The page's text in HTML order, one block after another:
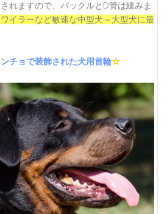
れますので、バックルとD管は緩みま
イラーなど敏速な中型犬～大型犬に最
チョで装飾された犬用首輪☆